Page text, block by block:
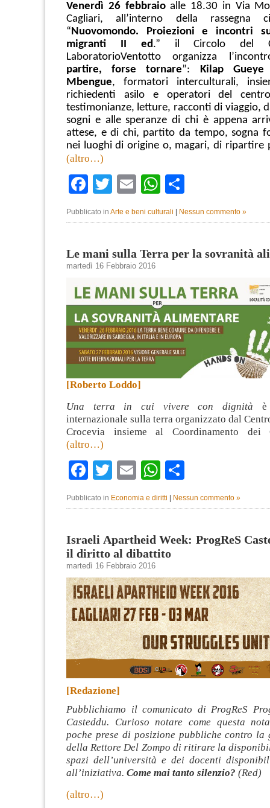
Venerdì 26 febbraioalle 18.30 in Via
Cagliari, all’interno della rassegna
“Nuovomondo. Proiezioni e incontri
migranti II ed.” il Circolo del
LaboratorioVentotto organizza
partire, forse tornare”: Kilap
Mbengue, formatori interculturali,
richiedenti asilo e operatori del
testimonianze, letture, racconti di viaggio,
sogni e alle speranze di chi è appena
attese, e di chi, partito da tempo, sogna
nei luoghi di origine o, magari, di ripartire
(altro…)
Facebook
TwitterEmailWhatsApp
Pubblicato in Arte e beni culturali Nessun commento »
Le mani sulla Terra per la sovranità
martedì 16 Febbraio 2016
[Roberto Loddo]
Una terra in cui vivere con dignità è
internazionale sulla terra organizzato dal
Crocevia insieme al Coordinamento dei
(altro…)
Facebook
TwitterEmailWhatsApp
Pubblicato in Economia e diritti Nessun commento »
Israeli Apartheid Week: ProgReS
il diritto al dibattito
martedì 16 Febbraio 2016
[Redazione]
Pubblichiamo il comunicato di ProgReS
Casteddu. Curioso notare come questa
poche prese di posizione pubbliche contro la
della Rettore Del Zompo di ritirare la
spazi dell’università e dei docenti
all’iniziativa. Come mai tanto silenzio? (Red)
(altro…)